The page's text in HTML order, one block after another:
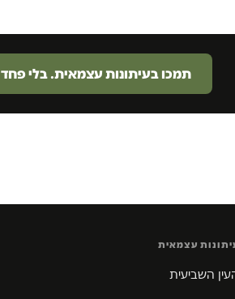
תמכו בעיתונות עצמאית. בלי פחד
עצמאית
השביעית